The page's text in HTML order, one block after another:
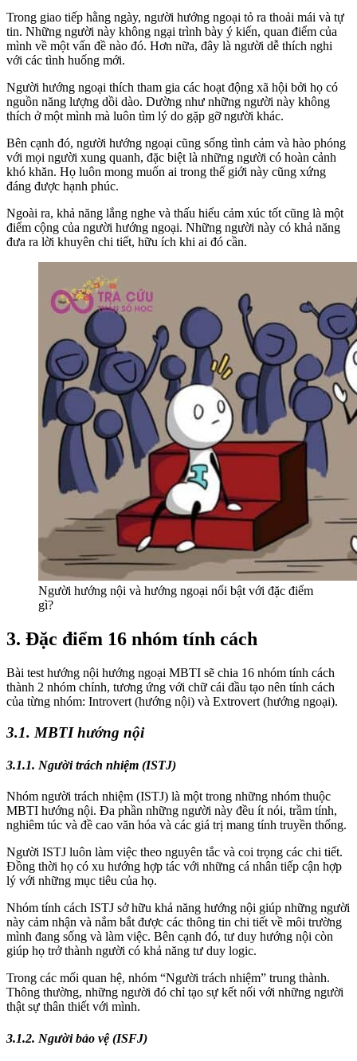
Trong giao tiếp hằng ngày, người hướng ngoại tỏ ra thoải mái và tự
tin. Những người này không ngại trình bày ý kiến, quan điểm của
mình về một vấn đề nào đó. Hơn nữa, đây là người dễ thích nghi
với các tình huống mới.
Người hướng ngoại thích tham gia các hoạt động xã hội bởi họ có
nguồn năng lượng dồi dào. Dường như những người này không
thích ở một mình mà luôn tìm lý do gặp gỡ người khác.
Bên cạnh đó, người hướng ngoại cũng sống tình cảm và hào phóng
với mọi người xung quanh, đặc biệt là những người có hoàn cảnh
khó khăn. Họ luôn mong muốn ai trong thế giới này cũng xứng
đáng được hạnh phúc.
Ngoài ra, khả năng lắng nghe và thấu hiểu cảm xúc tốt cũng là một
điểm cộng của người hướng ngoại. Những người này có khả năng
đưa ra lời khuyên chi tiết, hữu ích khi ai đó cần.
Người hướng nội và hướng ngoại nổi bật với đặc điểm
gì?
3. Đặc điểm 16 nhóm tính cách
Bài test hướng nội hướng ngoại MBTI sẽ chia 16 nhóm tính cách
thành 2 nhóm chính, tương ứng với chữ cái đầu tạo nên tính cách
của từng nhóm: Introvert (hướng nội) và Extrovert (hướng ngoại).
3.1. MBTI hướng nội
3.1.1. Người trách nhiệm (ISTJ)
Nhóm người trách nhiệm (ISTJ) là một trong những nhóm thuộc
MBTI hướng nội. Đa phần những người này đều ít nói, trầm tính,
nghiêm túc và đề cao văn hóa và các giá trị mang tính truyền thống.
Người ISTJ luôn làm việc theo nguyên tắc và coi trọng các chi tiết.
Đồng thời họ có xu hướng hợp tác với những cá nhân tiếp cận hợp
lý với những mục tiêu của họ.
Nhóm tính cách ISTJ sở hữu khả năng hướng nội giúp những người
này cảm nhận và nắm bắt được các thông tin chi tiết về môi trường
mình đang sống và làm việc. Bên cạnh đó, tư duy hướng nội còn
giúp họ trở thành người có khả năng tư duy logic.
Trong các mối quan hệ, nhóm “Người trách nhiệm” trung thành.
Thông thường, những người đó chỉ tạo sự kết nối với những người
thật sự thân thiết với mình.
3.1.2. Người bảo vệ (ISFJ)